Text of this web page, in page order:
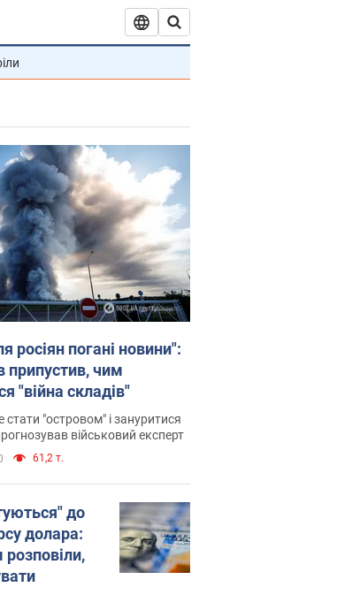
росіян погані новини":
припустив, чим
"війна складів"
"островом" і зануритися
військовий експерт
61,2 т.
до
долара:
розповіли,